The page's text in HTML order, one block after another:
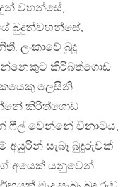
වහන්සේ,
බුදුන්වහන්සේ,
ලංකාවේ බුදු
කිරිබත්ගොඩ
ලෙසිනි.
කිරිත්ගොඩ
ෆීල් වෙන්නේ චීනාටය,
අයුරින් සැබෑ බුදුරුවක්
අයෙක් යනුවෙන්